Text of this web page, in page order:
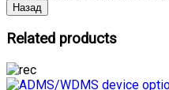
Related products